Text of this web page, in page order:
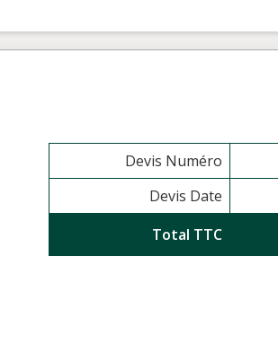
Devis Numéro
Devis Date
Total TTC